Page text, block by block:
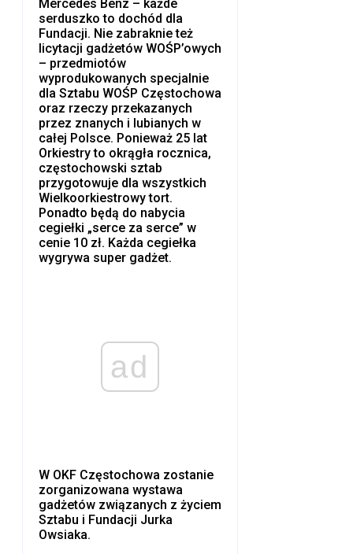
Mercedes Benz – każde
serduszko to dochód dla
Fundacji. Nie zabraknie też
licytacji gadżetów WOŚP’owych
– przedmiotów
wyprodukowanych specjalnie
dla Sztabu WOŚP Częstochowa
oraz rzeczy przekazanych
przez znanych i lubianych w
całej Polsce. Ponieważ 25 lat
Orkiestry to okrągła rocznica,
częstochowski sztab
przygotowuje dla wszystkich
Wielkoorkiestrowy tort.
Ponadto będą do nabycia
cegiełki „serce za serce” w
cenie 10 zł. Każda cegiełka
wygrywa super gadżet.
ad
W OKF Częstochowa zostanie
zorganizowana wystawa
gadżetów związanych z życiem
Sztabu i Fundacji Jurka
Owsiaka.